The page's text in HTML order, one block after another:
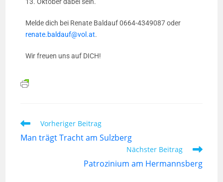
Melde dich bei Renate Baldauf 0664-4349087 oder
renate.baldauf@vol.at.
Wir freuen uns auf DICH!
Vorheriger Beitrag
Man trägt Tracht am Sulzberg
Nächster Beitrag
Patrozinium am Hermannsberg